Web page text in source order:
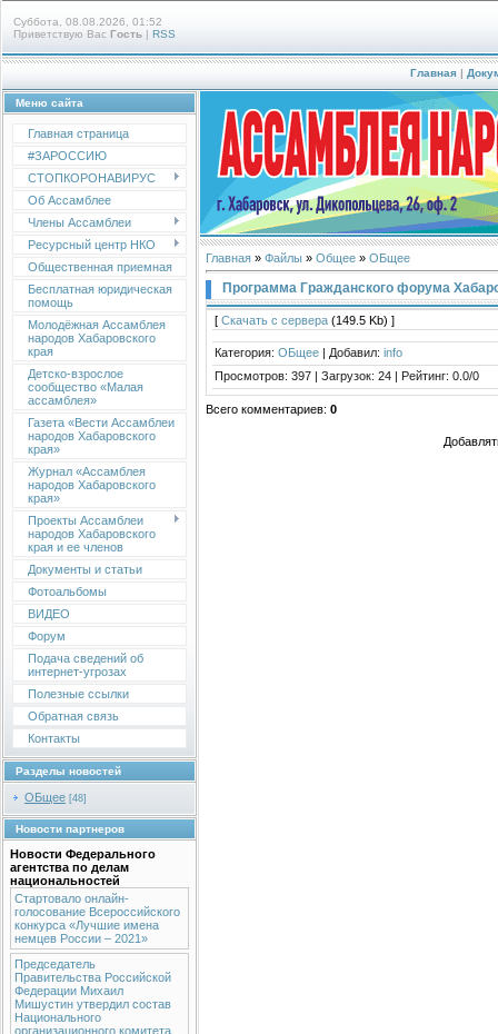
Суббота, 08.08.2026, 01:52
Приветствую Вас Гость | RSS
Главная |
Меню сайта
Главная страница
#ЗАРОССИЮ
СТОПКОРОНАВИРУС
Об Ассамблее
Члены Ассамблеи
Ресурсный центр НКО
Общественная приемная
Бесплатная юридическая
помощь
Молодёжная Ассамблея
народов Хабаровского
края
Детско-взрослое
сообщество «Малая
ассамблея»
Газета «Вести Ассамблеи
народов Хабаровского
края»
Журнал «Ассамблея
народов Хабаровского
края»
Проекты Ассамблеи
народов Хабаровского
края и ее членов
Документы и статьи
Фотоальбомы
ВИДЕО
Форум
Подача сведений об
интернет-угрозах
Полезные ссылки
Обратная связь
Контакты
Разделы новостей
ОБщее [48]
Новости партнеров
Новости Федерального
агентства по делам
национальностей
Стартовало онлайн-
голосование Всероссийского
конкурса «Лучшие имена
немцев России – 2021»
Председатель
Правительства Российской
Федерации Михаил
Мишустин утвердил состав
Национального
организационного комитета
Главная » Файлы » Общее » ОБщее
Программа Гражданского форума
[ Скачать с сервера (149.5 Kb) ]
Категория: ОБщее | Добавил: info
Просмотров: 397 | Загрузок: 24 | Рейтинг: 0.0/0
Всего комментариев: 0